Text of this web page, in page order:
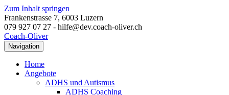
Zum Inhalt springen
Frankenstrasse 7, 6003 Luzern
079 927 07 27 - hilfe@dev.coach-oliver.ch
Coach-Oliver
Navigation
Home
Angebote
ADHS und Autismus
ADHS Coaching